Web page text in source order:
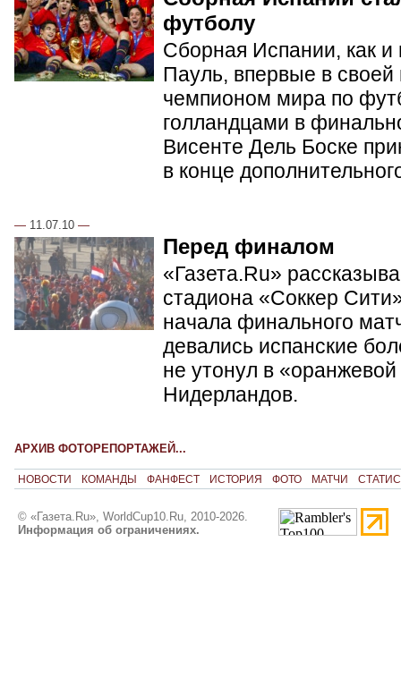
футболу
Сборная Испании, как и
Пауль, впервые в своей
чемпионом мира по
голландцами в
Висенте Дель Боске
в конце
— 11.07.10 —
Перед финалом
«Газета.Ru»
стадиона «Соккер
начала финального
девались испанские
не утонул в
Нидерландов.
АРХИВ ФОТОРЕПОРТАЖЕЙ...
НОВОСТИ КОМАНДЫ ФАНФЕСТ ИСТОРИЯ ФОТО МАТЧИ
© «Газета.Ru», WorldCup10.Ru, 2010-2026.
Информация об ограничениях.